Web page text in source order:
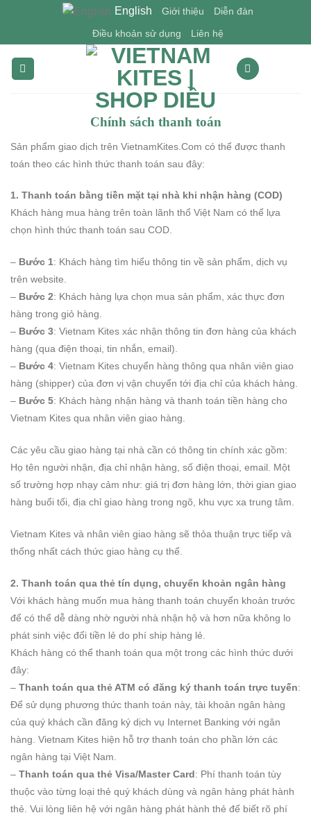
content
English Giới thiệu
Diễn đàn
Điều khoản sử dụng
Liên hệ
Chính sách thanh toán
Sản phẩm giao dịch trên VietnamKites.Com có thể được thanh
toán theo các hình thức thanh toán sau đây:
1. Thanh toán bằng tiền mặt tại nhà khi nhận hàng (COD)
Khách hàng mua hàng trên toàn lãnh thổ Việt Nam có thể lựa
chọn hình thức thanh toán sau COD.
– Bước 1: Khách hàng tìm hiểu thông tin về sản phẩm, dịch vụ
trên website.
– Bước 2: Khách hàng lựa chọn mua sản phẩm, xác thực đơn
hàng trong giỏ hàng.
– Bước 3: Vietnam Kites xác nhận thông tin đơn hàng của khách
hàng (qua điện thoại, tin nhắn, email).
– Bước 4: Vietnam Kites chuyển hàng thông qua nhân viên giao
hàng (shipper) của đơn vị vận chuyển tới địa chỉ của khách hàng.
– Bước 5: Khách hàng nhận hàng và thanh toán tiền hàng cho
Vietnam Kites qua nhân viên giao hàng.
Các yêu cầu giao hàng tại nhà cần có thông tin chính xác gồm:
Họ tên người nhận, địa chỉ nhận hàng, số điện thoại, email. Một
số trường hợp nhạy cảm như: giá trị đơn hàng lớn, thời gian giao
hàng buổi tối, địa chỉ giao hàng trong ngõ, khu vực xa trung tâm.
Vietnam Kites và nhân viên giao hàng sẽ thỏa thuận trực tiếp và
thống nhất cách thức giao hàng cụ thể.
2. Thanh toán qua thẻ tín dụng, chuyển khoản ngân hàng
Với khách hàng muốn mua hàng thanh toán chuyển khoản trước
để có thể dễ dàng nhờ người nhà nhận hộ và hơn nữa không lo
phát sinh việc đổi tiền lẻ do phí ship hàng lẻ.
Khách hàng có thể thanh toán qua một trong các hình thức dưới
đây:
– Thanh toán qua thẻ ATM có đăng ký thanh toán trực tuyến:
Để sử dụng phương thức thanh toán này, tài khoản ngân hàng
của quý khách cần đăng ký dịch vụ Internet Banking với ngân
hàng. Vietnam Kites hiện hỗ trợ thanh toán cho phần lớn các
ngân hàng tại Việt Nam.
– Thanh toán qua thẻ Visa/Master Card: Phí thanh toán tùy
thuộc vào từng loại thẻ quý khách dùng và ngân hàng phát hành
thẻ. Vui lòng liên hệ với ngân hàng phát hành thẻ để biết rõ phí